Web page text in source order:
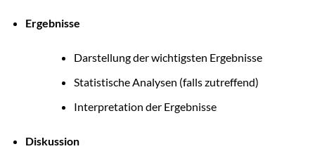
Ergebnisse
Darstellung der wichtigsten Ergebnisse
Statistische Analysen (falls zutreffend)
Interpretation der Ergebnisse
Diskussion